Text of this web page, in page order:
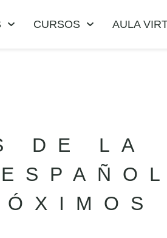
CURSOS AULA
DE LA